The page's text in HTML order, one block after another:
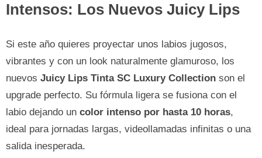
Intensos: Los Nuevos Juicy Lips
Si este año quieres proyectar unos labios jugosos,
vibrantes y con un look naturalmente glamuroso, los
nuevos Juicy Lips Tinta SC Luxury Collection son el
upgrade perfecto. Su fórmula ligera se fusiona con el
labio dejando un color intenso por hasta 10 horas,
ideal para jornadas largas, videollamadas infinitas o una
salida inesperada.